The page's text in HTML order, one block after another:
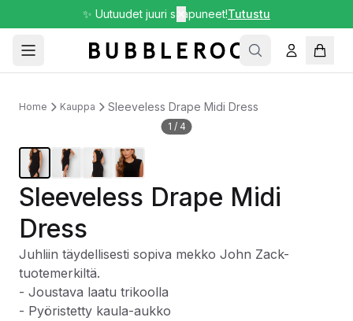
✨ Uutuudet juuri saapuneet!Tutustu
Home Kauppa Sleeveless Drape Midi Dress
1 / 4
Sleeveless Drape Midi
Dress
Juhliin täydellisesti sopiva mekko John Zack-
tuotemerkiltä.
- Joustava laatu trikoolla
- Pyöristetty kaula-aukko